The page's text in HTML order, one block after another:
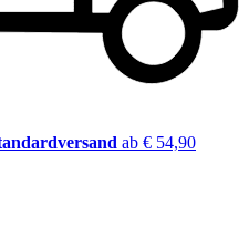
ab € 54,90